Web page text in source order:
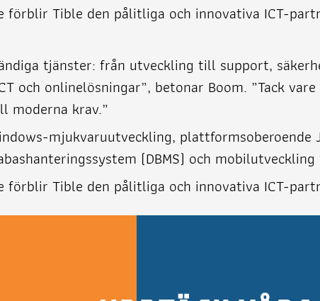
Tible den pålitliga och innovativa ICT-
tjänster: från utveckling till support,
och onlinelösningar”, betonar Boom. ”Tack
moderna krav.”
mjukvaruutveckling, plattformsoberoende
(DBMS) och
Tible den pålitliga och innovativa ICT-